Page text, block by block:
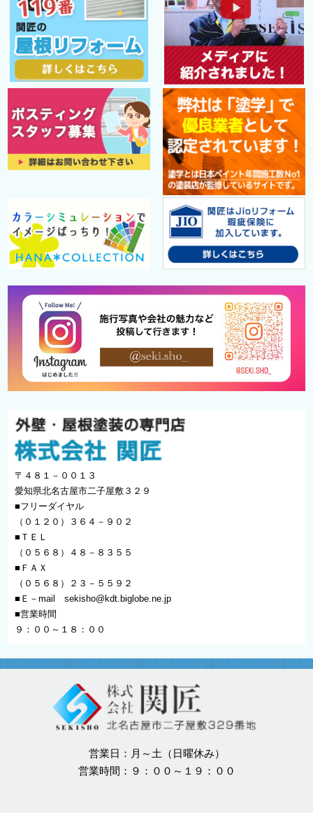
〒４８１－００１３
愛知県北名古屋市二子屋敷３２９
■フリーダイヤル
（０１２０）３６４－９０２
■ＴＥＬ
（０５６８）４８－８３５５
■ＦＡＸ
（０５６８）２３－５５９２
■Ｅ－mailsekisho@kdt.biglobe.ne.jp
■営業時間
９：００～１８：００
営業日：月～土（日曜休み）
営業時間：９：００～１９：００